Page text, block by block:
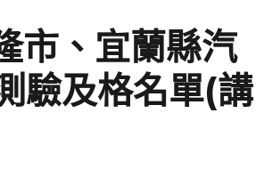
市、宜蘭縣汽
驗及格名單(講